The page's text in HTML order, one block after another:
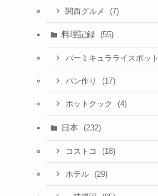
関西グルメ (7)
料理記録 (55)
バーミキュラライスポット
パン作り (17)
ホットクック (4)
日本 (232)
コストコ (18)
ホテル (29)